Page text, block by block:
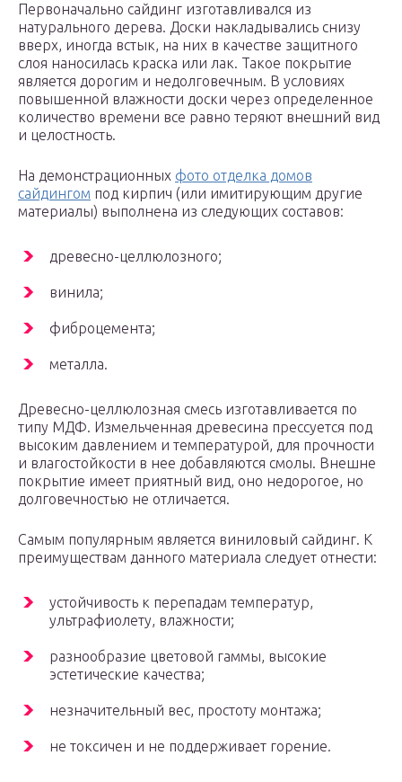
Первоначально сайдинг изготавливался из
натурального дерева. Доски накладывались снизу
вверх, иногда встык, на них в качестве защитного
слоя наносилась краска или лак. Такое покрытие
является дорогим и недолговечным. В условиях
повышенной влажности доски через определенное
количество времени все равно теряют внешний вид
и целостность.
На демонстрационных фото отделка домов
сайдингом под кирпич (или имитирующим другие
материалы) выполнена из следующих составов:
древесно-целлюлозного;
винила;
фиброцемента;
металла.
Древесно-целлюлозная смесь изготавливается по
типу МДФ. Измельченная древесина прессуется под
высоким давлением и температурой, для прочности
и влагостойкости в нее добавляются смолы. Внешне
покрытие имеет приятный вид, оно недорогое, но
долговечностью не отличается.
Самым популярным является виниловый сайдинг. К
преимуществам данного материала следует отнести:
устойчивость к перепадам температур,
ультрафиолету, влажности;
разнообразие цветовой гаммы, высокие
эстетические качества;
незначительный вес, простоту монтажа;
не токсичен и не поддерживает горение.